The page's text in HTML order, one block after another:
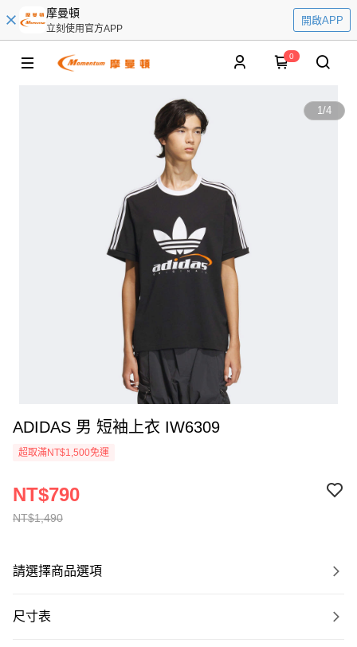
摩曼頓
立刻使用官方APP
開啟APP
0
1/4
ADIDAS 男 短袖上衣 IW6309
超取滿NT$1,500免運
NT$1,490
NT$790
請選擇商品選項
尺寸表